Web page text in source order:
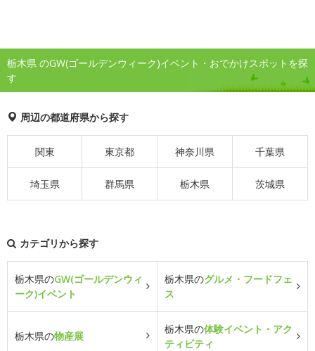
栃木県 のGW(ゴールデンウィーク)イベント・おでかけスポットを探
す
周辺の都道府県から探す
関東 東京都 神奈川県 千葉県
埼玉県 群馬県 栃木県 茨城県
カテゴリから探す
栃木県のGW(ゴールデンウィ
ーク)イベント
栃木県のグルメ・フードフェ
ス
栃木県の物産展
栃木県の体験イベント・アク
ティビティ